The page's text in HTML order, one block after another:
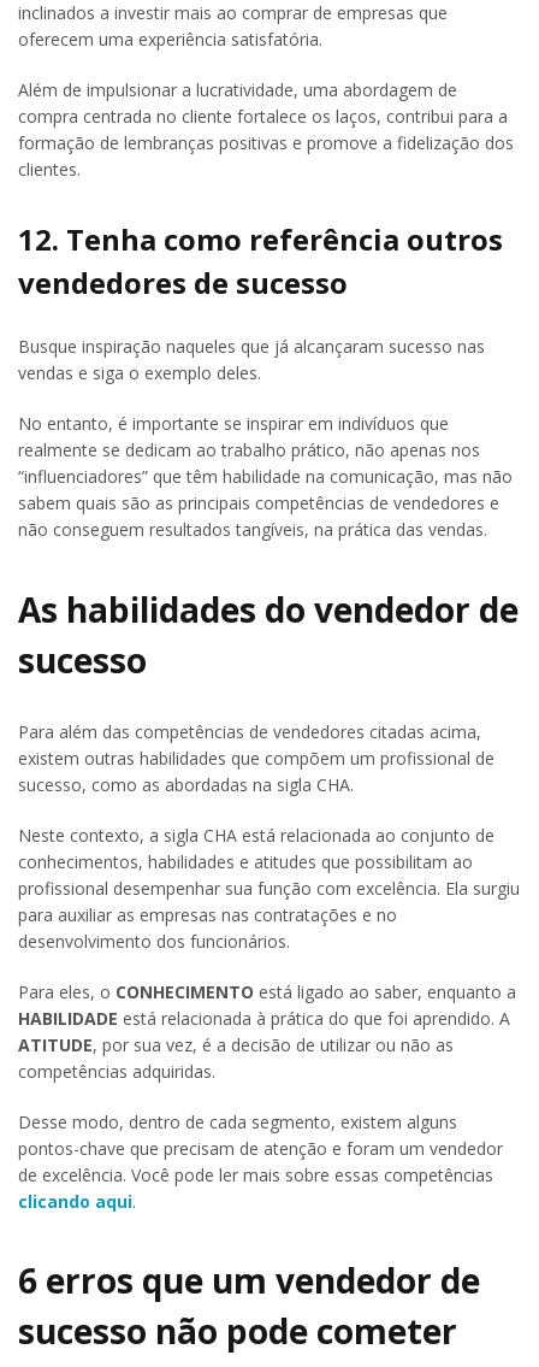
inclinados a investir mais ao comprar de empresas que
oferecem uma experiência satisfatória.
Além de impulsionar a lucratividade, uma abordagem de
compra centrada no cliente fortalece os laços, contribui para a
formação de lembranças positivas e promove a fidelização dos
clientes.
12. Tenha como referência outros
vendedores de sucesso
Busque inspiração naqueles que já alcançaram sucesso nas
vendas e siga o exemplo deles.
No entanto, é importante se inspirar em indivíduos que
realmente se dedicam ao trabalho prático, não apenas nos
“influenciadores” que têm habilidade na comunicação, mas não
sabem quais são as principais competências de vendedores e
não conseguem resultados tangíveis, na prática das vendas.
As habilidades do vendedor de
sucesso
Para além das competências de vendedores citadas acima,
existem outras habilidades que compõem um profissional de
sucesso, como as abordadas na sigla CHA.
Neste contexto, a sigla CHA está relacionada ao conjunto de
conhecimentos, habilidades e atitudes que possibilitam ao
profissional desempenhar sua função com excelência. Ela surgiu
para auxiliar as empresas nas contratações e no
desenvolvimento dos funcionários.
Para eles, o CONHECIMENTO está ligado ao saber, enquanto a
HABILIDADE está relacionada à prática do que foi aprendido. A
ATITUDE, por sua vez, é a decisão de utilizar ou não as
competências adquiridas.
Desse modo, dentro de cada segmento, existem alguns
pontos-chave que precisam de atenção e foram um vendedor
de excelência. Você pode ler mais sobre essas competências
clicando aqui.
6 erros que um vendedor de
sucesso não pode cometer